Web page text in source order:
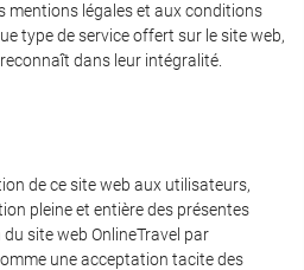
mentions légales et aux conditions
type de service offert sur le site web,
dans leur intégralité.
de ce site web aux utilisateurs,
pleine et entière des présentes
site web OnlineTravel par
une acceptation tacite des